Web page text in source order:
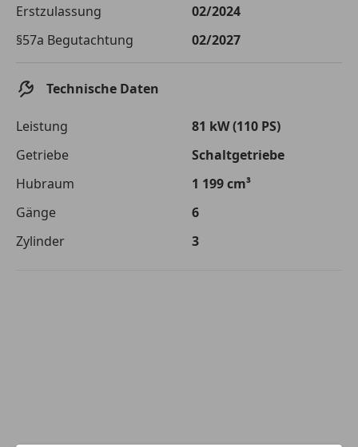
Die tatsächlichen Konditionen sind abhängig von Ihrer Bonität sowie
von der von Ihnen gewählten Bank. Rückzahlungszeitraum 1-10
Jahre. Zinsspanne Sollzinssatz: 2,90% - 14,90%.
Erstzulassung
02/2024
§57a Begutachtung
02/2027
Technische Daten
Leistung
81 kW (110 PS)
Getriebe
Schaltgetriebe
Hubraum
1 199 cm³
Gänge
6
Zylinder
3